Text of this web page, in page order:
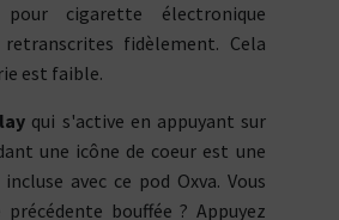
cigarette électronique
fidèlement. Cela
est faible.
qui s'active en appuyant sur
une icône de coeur est une
avec ce pod Oxva. Vous
bouffée ? Appuyez